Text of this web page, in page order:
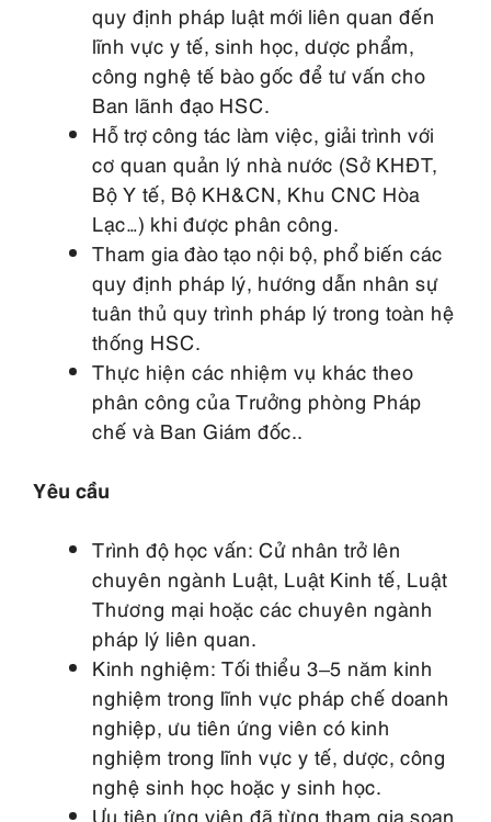
quy định pháp luật mới liên quan đến
lĩnh vực y tế, sinh học, dược phẩm,
công nghệ tế bào gốc để tư vấn cho
Ban lãnh đạo HSC.
Hỗ trợ công tác làm việc, giải trình với
cơ quan quản lý nhà nước (Sở KHĐT,
Bộ Y tế, Bộ KH&CN, Khu CNC Hòa
Lạc…) khi được phân công.
Tham gia đào tạo nội bộ, phổ biến các
quy định pháp lý, hướng dẫn nhân sự
tuân thủ quy trình pháp lý trong toàn hệ
thống HSC.
Thực hiện các nhiệm vụ khác theo
phân công của Trưởng phòng Pháp
chế và Ban Giám đốc..
Yêu cầu
Trình độ học vấn: Cử nhân trở lên
chuyên ngành Luật, Luật Kinh tế, Luật
Thương mại hoặc các chuyên ngành
pháp lý liên quan.
Kinh nghiệm: Tối thiểu 3–5 năm kinh
nghiệm trong lĩnh vực pháp chế doanh
nghiệp, ưu tiên ứng viên có kinh
nghiệm trong lĩnh vực y tế, dược, công
nghệ sinh học hoặc y sinh học.
Ưu tiên ứng viên đã từng tham gia soạn